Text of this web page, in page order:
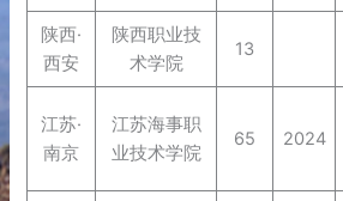
陕西·
西安
陕西职业技
术学院
13
江苏·
南京
江苏海事职
业技术学院
65 2024